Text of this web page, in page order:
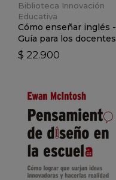
Biblioteca Innovación
Educativa
Cómo enseñar inglés -
Guía para los docentes
$ 22.900
VER DETALLES